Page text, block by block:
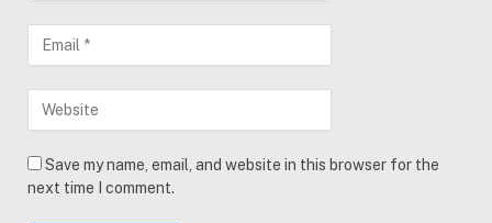
Save my name, email, and website in this browser for the
next time I comment.